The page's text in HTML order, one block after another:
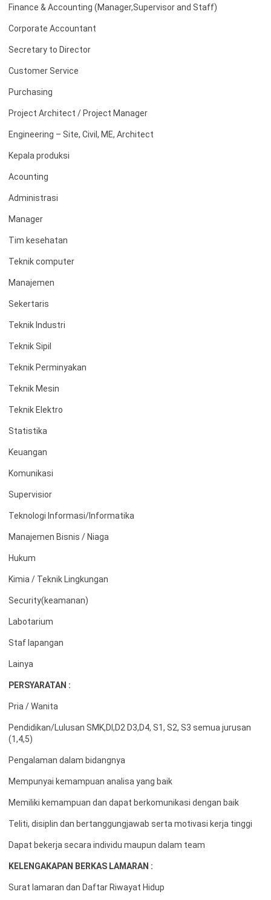
Finance & Accounting (Manager,Supervisor and Staff)
Corporate Accountant
Secretary to Director
Customer Service
Purchasing
Project Architect / Project Manager
Engineering – Site, Civil, ME, Architect
Kepala produksi
Acounting
Administrasi
Manager
Tim kesehatan
Teknik computer
Manajemen
Sekertaris
Teknik Industri
Teknik Sipil
Teknik Perminyakan
Teknik Mesin
Teknik Elektro
Statistika
Keuangan
Komunikasi
Supervisior
Teknologi Informasi/Informatika
Manajemen Bisnis / Niaga
Hukum
Kimia / Teknik Lingkungan
Security(keamanan)
Labotarium
Staf lapangan
Lainya
PERSYARATAN :
Pria / Wanita
Pendidikan/Lulusan SMK,DI,D2 D3,D4, S1, S2, S3 semua jurusan
(1,4,5)
Pengalaman dalam bidangnya
Mempunyai kemampuan analisa yang baik
Memiliki kemampuan dan dapat berkomunikasi dengan baik
Teliti, disiplin dan bertanggungjawab serta motivasi kerja tinggi
Dapat bekerja secara individu maupun dalam team
KELENGAKAPAN BERKAS LAMARAN :
Surat lamaran dan Daftar Riwayat Hidup